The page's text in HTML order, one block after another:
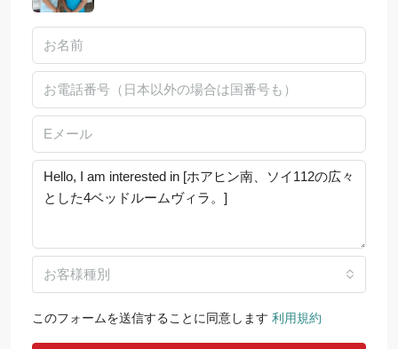
お客様種別
このフォームを送信することに同意します 利用規約